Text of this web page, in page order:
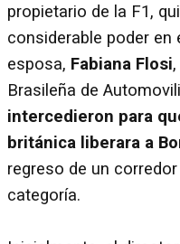
propietario de la F1,
considerable poder en
esposa, Fabiana Flosi
Brasileña de
intercedieron para
británica liberara a
regreso de un
categoría.